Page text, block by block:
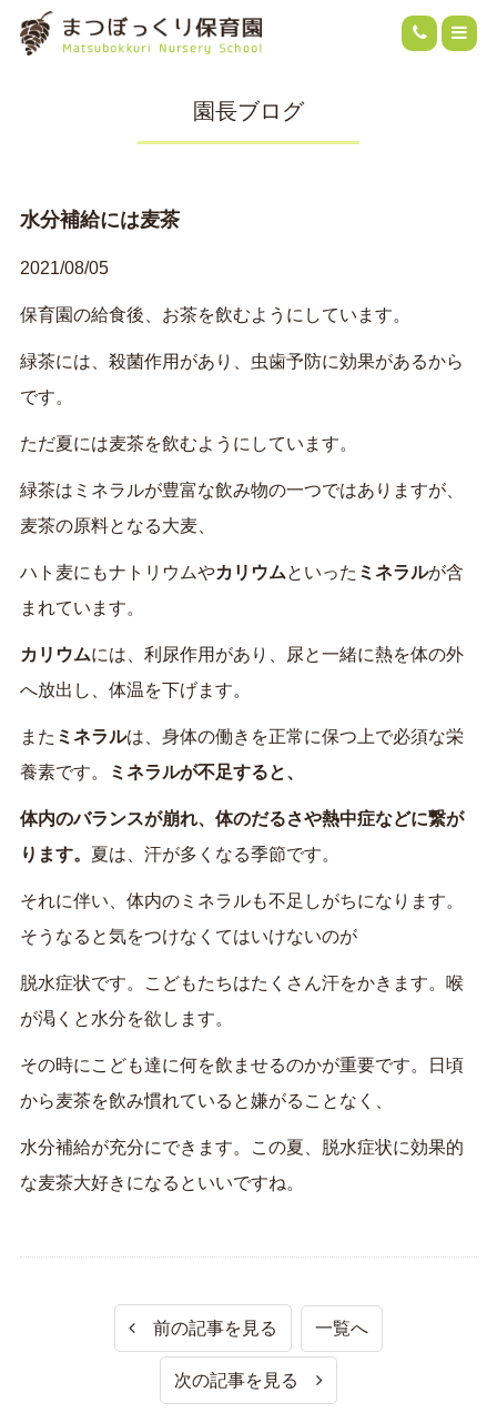
園長ブログ
水分補給には麦茶
2021/08/05
保育園の給食後、お茶を飲むようにしています。
緑茶には、殺菌作用があり、虫歯予防に効果があるから
です。
ただ夏には麦茶を飲むようにしています。
緑茶はミネラルが豊富な飲み物の一つではありますが、
麦茶の原料となる大麦、
ハト麦にもナトリウムやカリウムといった ミネラルが含
まれています。
カリウムには、利尿作用があり、尿と一緒に熱を体の外
へ放出し、体温を下げます。
また ミネラルは、身体の働きを正常に保つ上で必須な栄
養素です。
ミネラルが不足すると、
体内のバランスが崩れ、体のだるさや熱中症などに繋が
ります。 夏は、汗が多くなる季節です。
それに伴い、体内のミネラルも不足しがちになります。
そうなると気をつけなくてはいけないのが
脱水症状です。こどもたちはたくさん汗をかきます。喉
が渇くと水分を欲します。
その時にこども達に何を飲ませるのかが重要です。日頃
から麦茶を飲み慣れていると嫌がることなく、
水分補給が充分にできます。この夏、脱水症状に効果的
な麦茶大好きになるといいですね。
前の記事を見る 一覧へ
次の記事を見る